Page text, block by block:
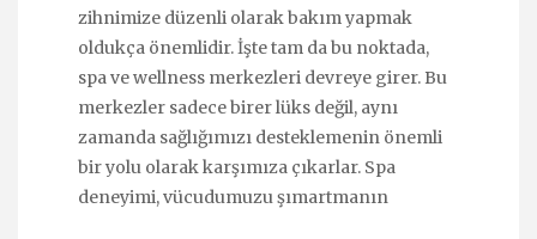
zihnimize düzenli olarak bakım yapmak
oldukça önemlidir. İşte tam da bu noktada,
spa ve wellness merkezleri devreye girer. Bu
merkezler sadece birer lüks değil, aynı
zamanda sağlığımızı desteklemenin önemli
bir yolu olarak karşımıza çıkarlar. Spa
deneyimi, vücudumuzu şımartmanın